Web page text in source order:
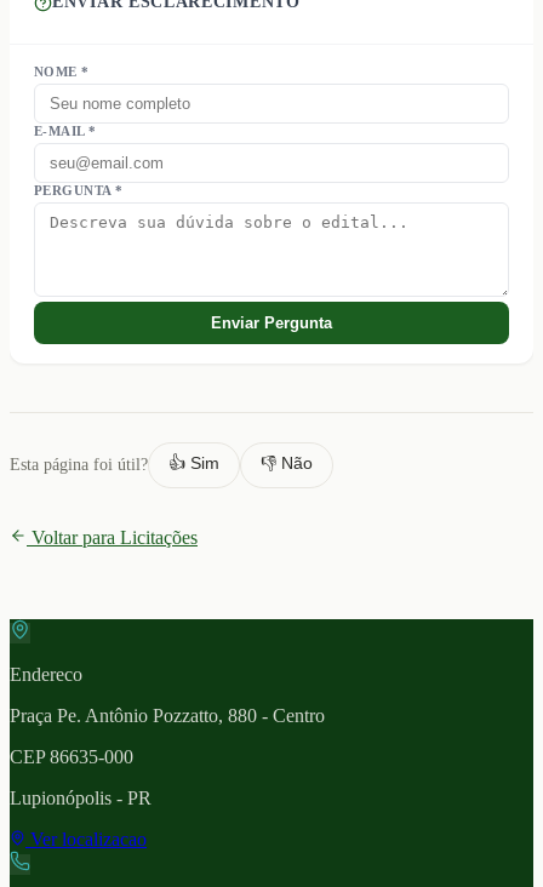
NOME *
E-MAIL *
PERGUNTA *
Enviar Pergunta
Esta página foi útil? 👍 Sim 👎 Não
Voltar para Licitações
Endereco
Praça Pe. Antônio Pozzatto, 880 - Centro
CEP86635-000
Lupionópolis - PR
Ver localizacao